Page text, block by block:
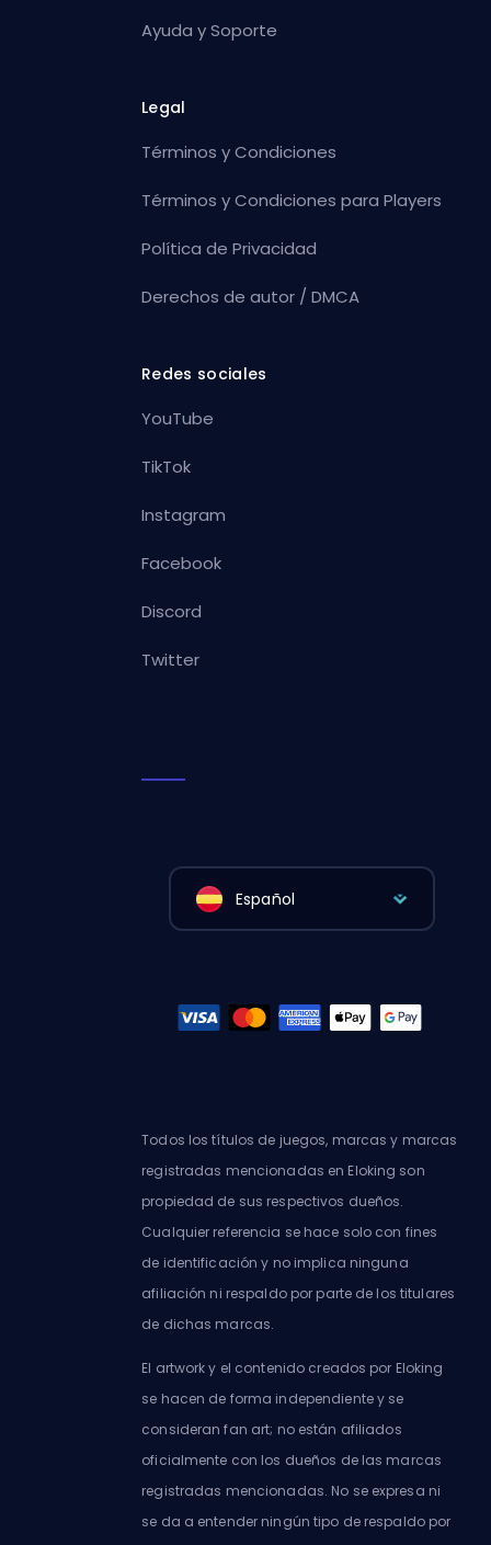
Ayuda y Soporte
Legal
Términos y Condiciones
Términos y Condiciones para Players
Política de Privacidad
Derechos de autor / DMCA
Redes sociales
YouTube
TikTok
Instagram
Facebook
Discord
Twitter
Español
Todos los títulos de juegos, marcas y marcas
registradas mencionadas en Eloking son
propiedad de sus respectivos dueños.
Cualquier referencia se hace solo con fines
de identificación y no implica ninguna
afiliación ni respaldo por parte de los titulares
de dichas marcas.
El artwork y el contenido creados por Eloking
se hacen de forma independiente y se
consideran fan art; no están afiliados
oficialmente con los dueños de las marcas
registradas mencionadas. No se expresa ni
se da a entender ningún tipo de respaldo por